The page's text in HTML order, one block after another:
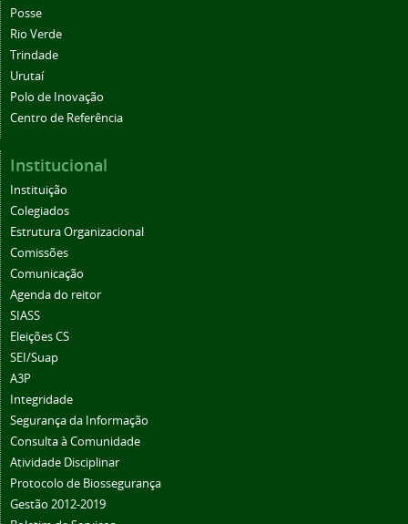
Posse
Rio Verde
Trindade
Urutaí
Polo de Inovação
Centro de Referência
Institucional
Instituição
Colegiados
Estrutura Organizacional
Comissões
Comunicação
Agenda do reitor
SIASS
Eleições CS
SEI/Suap
A3P
Integridade
Segurança da Informação
Consulta à Comunidade
Atividade Disciplinar
Protocolo de Biossegurança
Gestão 2012-2019